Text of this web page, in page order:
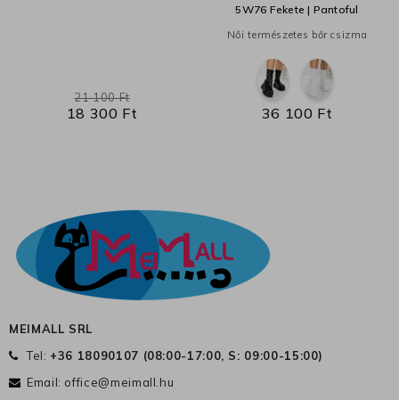
18 300 Ft
21 100 Ft
5W76 Fekete | Pantoful
Női természetes bőr csizma
36 100 Ft
MEIMALL SRL
Tel: +36 18090107 (08:00-17:00, S: 09:00-15:00)
Email: office@meimall.hu